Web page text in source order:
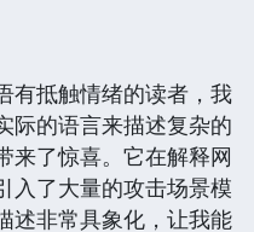
有抵触情绪的读者，我
际的语言来描述复杂的
来了惊喜。它在解释网
入了大量的攻击场景模
述非常具象化，让我能